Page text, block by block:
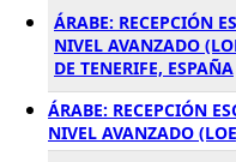
ÁRABE: RECEPCIÓN
NIVEL AVANZADO
DE TENERIFE, ESPAÑA
ÁRABE: RECEPCIÓN
NIVEL AVANZADO